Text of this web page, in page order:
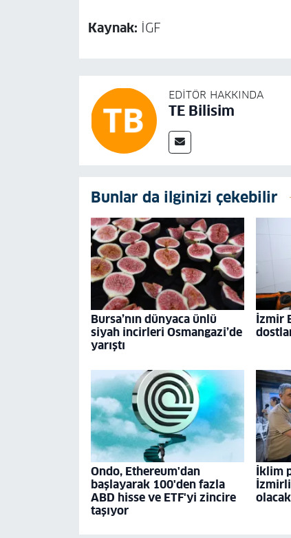
Kaynak: İGF
EDITÖR HAKKINDA
TE Bilisim
Bunlar da ilginizi çekebilir
Bursa’nın dünyaca ünlü
siyah incirleri Osmangazi’de
yarıştı
İzmir
Ondo, Ethereum'dan
başlayarak 100'den fazla
ABD hisse ve ETF'yi zincire
taşıyor
İklim
olacak